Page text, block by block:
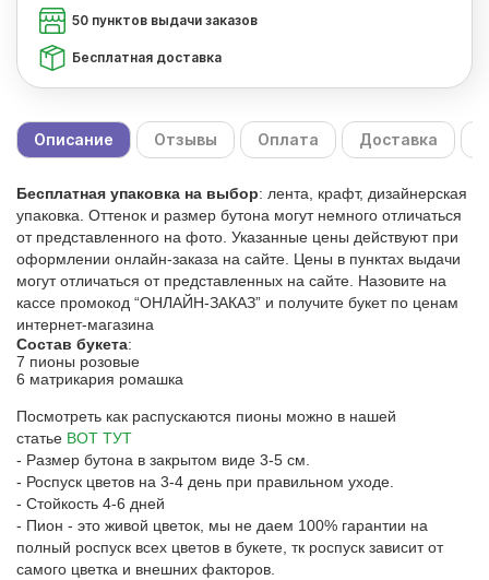
50 пунктов выдачи заказов
Бесплатная доставка
Описание Отзывы Оплата Доставка
Бесплатная упаковка на выбор: лента, крафт, дизайнерская
упаковка. Оттенок и размер бутона могут немного отличаться
от представленного на фото. Указанные цены действуют при
оформлении онлайн-заказа на сайте. Цены в пунктах выдачи
могут отличаться от представленных на сайте. Назовите на
кассе промокод “ОНЛАЙН-ЗАКАЗ” и получите букет по ценам
интернет-магазина
Состав букета:
7 пионы розовые
6 матрикария ромашка
Посмотреть как распускаются пионы можно в нашей
статье ВОТ ТУТ
- Размер бутона в закрытом виде 3-5 см.
- Роспуск цветов на 3-4 день при правильном уходе.
- Стойкость 4-6 дней
- Пион - это живой цветок, мы не даем 100% гарантии на
полный роспуск всех цветов в букете, тк роспуск зависит от
самого цветка и внешних факторов.